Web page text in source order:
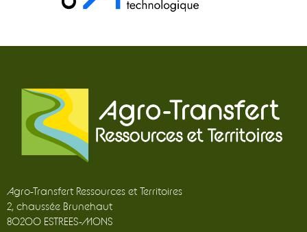
Agro-Transfert Ressources et Territoires
2, chaussée Brunehaut
80200 ESTREES-MONS